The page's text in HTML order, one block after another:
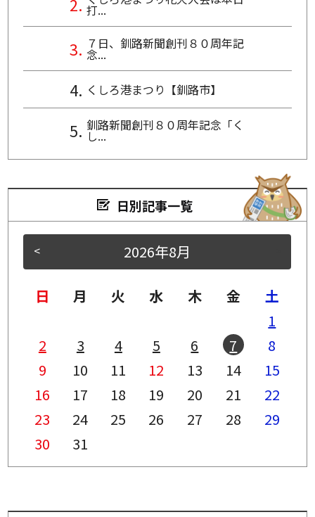
打...
７日、釧路新聞創刊８０周年記
念...
くしろ港まつり【釧路市】
釧路新聞創刊８０周年記念「く
し...
日別記事一覧
< 2026年8月
日 月 火 水 木 金
土
1
2
3 4 5 6 7
8
9
10 11 12 13 14
15
16
17 18 19 20 21
22
23
24 25 26 27 28
29
30
31